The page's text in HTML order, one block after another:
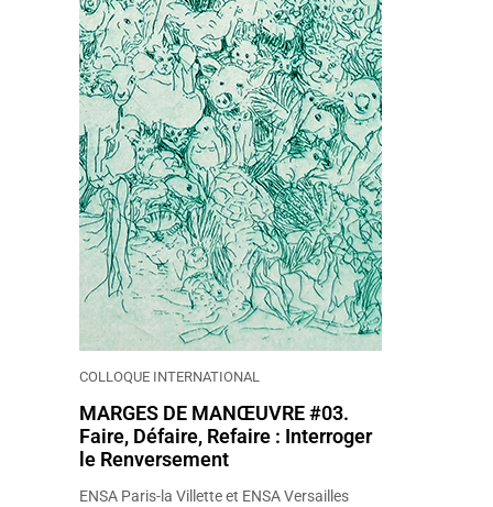
COLLOQUE INTERNATIONAL
MARGES DE MANŒUVRE #03.
Faire, Défaire, Refaire : Interroger
le Renversement
ENSA Paris-la Villette et ENSA Versailles